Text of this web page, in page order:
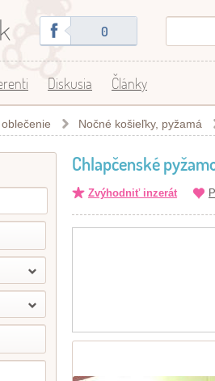
0
Diskusia Články
Nočné košieľky, pyžamá
Chlapčenské
Zvýhodniť inzerát